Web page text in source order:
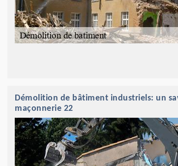
Démolition de bâtiment industriels: un
maçonnerie 22